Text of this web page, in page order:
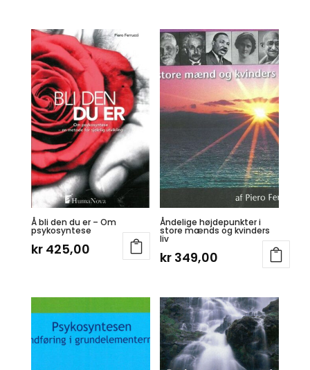
Å bli den du er – Om
psykosyntese
kr425,00
Åndelige højdepunkter i
store mænds og kvinders
liv
kr 349,00